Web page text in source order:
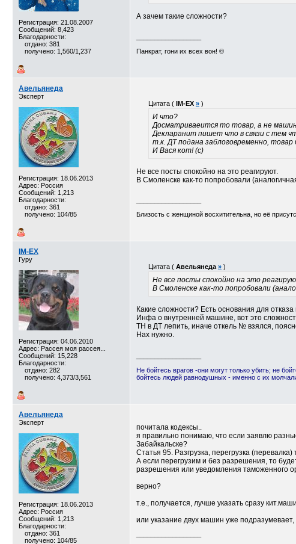
Регистрация: 21.08.2007
Сообщений: 8,423
Благодарности:
отдано: 381
получено: 1,560/1,237
А зачем такие сложности?
Панкрат, гони их всех вон! ©
Авельянеда
Эксперт
Регистрация: 18.06.2013
Адрес: Россия
Сообщений: 1,213
Благодарности:
отдано: 361
получено: 104/85
Цитата ( IM-EX » )
И что?
Досматриваеится то товар, а не
Декларанит пишет что в связи с тем
т.к. ДТ подана заблоговременно,
И Вася кот! (с)
Не все посты спокойно на это реагируют.
В Смоленске как-то попробовали
Близость с женщиной восхитительна, но её
IM-EX
Гуру
Регистрация: 04.06.2010
Адрес: Рассея моя рассея...
Сообщений: 15,228
Благодарности:
отдано: 282
получено: 4,373/3,561
Цитата ( Авельянеда » )
Не все посты спокойно на это
В Смоленске как-то попробовали
Какие сложности? Есть основания для
Инфа о внутренней машине, вот это
ТН в ДТ лепить, иначе откель № взялся,
Нах нужно.
Не бойтесь врагов -они могут только убить; не
бойтесь людей равнодушных - именно с их
Авельянеда
Эксперт
Регистрация: 18.06.2013
Адрес: Россия
Сообщений: 1,213
Благодарности:
отдано: 361
получено: 104/85
почитала кодексы..
я правильно понимаю, что если заявлю
Забайкальске?
Статья 95. Разгрузка, перегрузка
А если перегрузим и без разрешения, то
разрешения или уведомления таможенного
верно?
т.е., получается, лучше указать сразу
или указание двух машин уже